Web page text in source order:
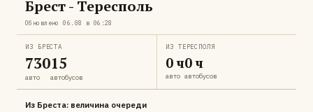
Брест - Тересполь
Обновлено 06.08 в 06:28
ИЗ БРЕСТА
730
авто
15
автобусов
ИЗ ТЕРЕСПОЛЯ
0 ч
авто
0 ч
автобусов
Из Бреста: величина очереди